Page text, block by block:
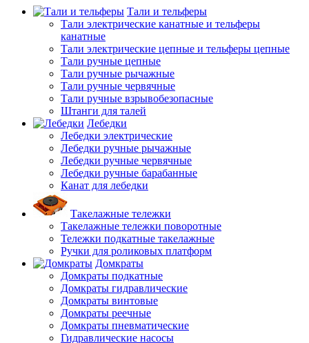
Тали и тельферы
Тали электрические канатные и тельферы
канатные
Тали электрические цепные и тельферы цепные
Тали ручные цепные
Тали ручные рычажные
Тали ручные червячные
Тали ручные взрывобезопасные
Штанги для талей
Лебедки
Лебедки электрические
Лебедки ручные рычажные
Лебедки ручные червячные
Лебедки ручные барабанные
Канат для лебедки
Такелажные тележки
Такелажные тележки поворотные
Тележки подкатные такелажные
Ручки для роликовых платформ
Домкраты
Домкраты подкатные
Домкраты гидравлические
Домкраты винтовые
Домкраты реечные
Домкраты пневматические
Гидравлические насосы